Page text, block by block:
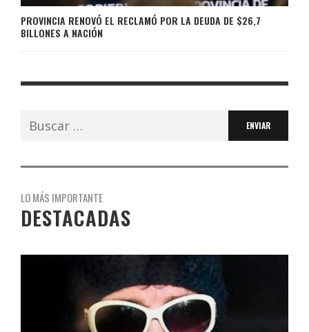
PROVINCIA RENOVÓ EL RECLAMÓ POR LA DEUDA DE $26,7
BILLONES A NACIÓN
Buscar:
LO MÁS IMPORTANTE
DESTACADAS